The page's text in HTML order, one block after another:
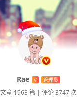
Rae V 管理员
文章 1963 篇 | 评论 3747 次